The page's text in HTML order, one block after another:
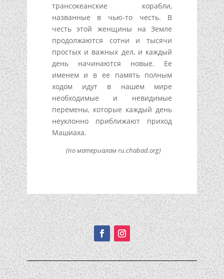
трансокеанские корабли,
названные в чью-то честь. В
честь этой женщины на Земле
продолжаются сотни и тысячи
простых и важных дел, и каждый
день начинаются новые. Ее
именем и в ее память полным
ходом идут в нашем мире
необходимые и невидимые
перемены, которые каждый день
неуклонно приближают приход
Машиаха.
(по материалам ru.chabad.org)
Подписывайтесь!